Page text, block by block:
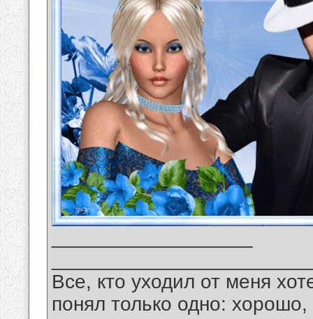
Все, кто уходил от меня
понял только одно: